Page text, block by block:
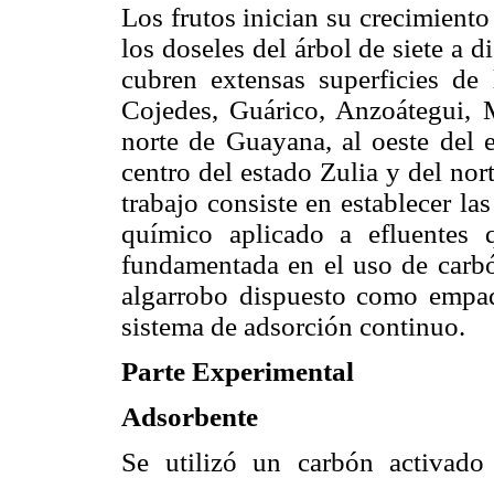
Los frutos inician su crecimiento
los doseles del árbol de siete a
cubren extensas superficies
Cojedes, Guárico, Anzoátegui,
norte de Guayana, al oeste del
centro del estado Zulia y del
trabajo consiste en establecer
químico aplicado a efluentes
fundamentada en el uso de
algarrobo dispuesto como
sistema de adsorción continuo.
Parte Experimental
Adsorbente
Se utilizó un carbón activado